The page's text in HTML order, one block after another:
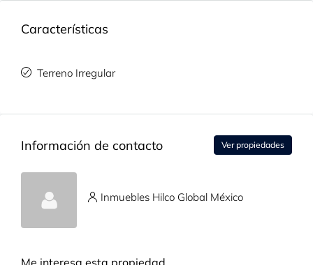
Características
Terreno Irregular
Información de contacto Ver propiedades
Inmuebles Hilco Global México
Me interesa esta propiedad